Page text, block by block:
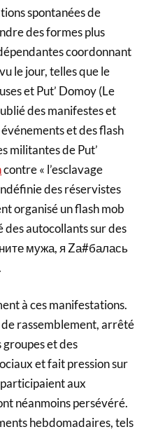
spontanées de
des formes plus
coordonnant
le jour, telles que le
et Put’ Domoy (Le
des manifestes et
et des flash
militantes de Put’
contre « l’esclavage
des réservistes
organisé un flash mob
des autocollants sur des
мужа, я Zа#балась
à ces manifestations.
rassemblement, arrêté
et des
et fait pression sur
aux
néanmoins persévéré.
hebdomadaires, tels